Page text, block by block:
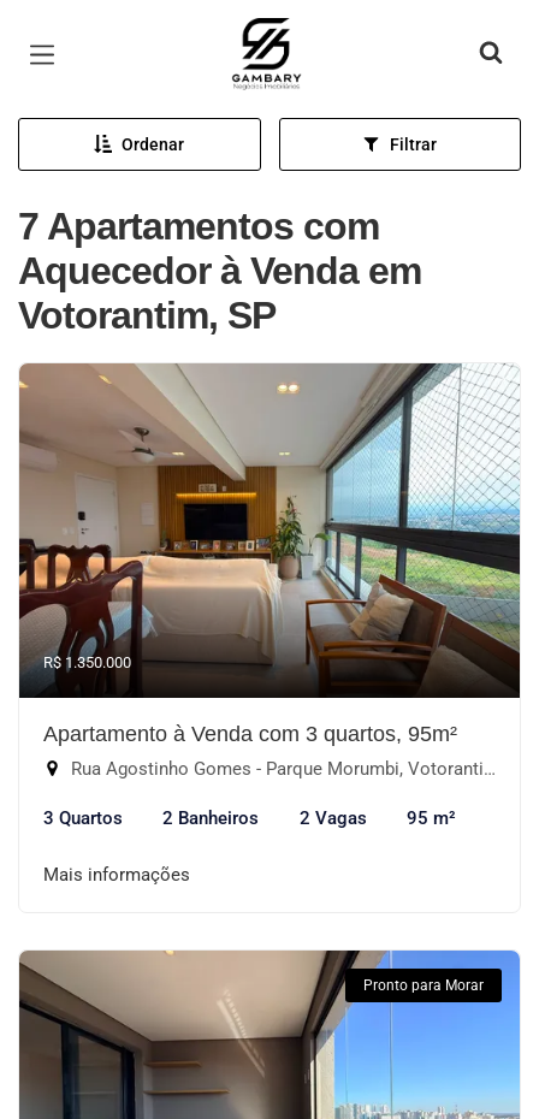
Página inicial
Ordenar Filtrar
7 Apartamentos com
Aquecedor à Venda em
Votorantim, SP
R$ 1.350.000
Apartamento à Venda com 3 quartos, 95m²
Rua Agostinho Gomes - Parque Morumbi, Votorantim-SP
3 Quartos 2 Banheiros 2 Vagas 95 m²
Mais informações
Pronto para Morar